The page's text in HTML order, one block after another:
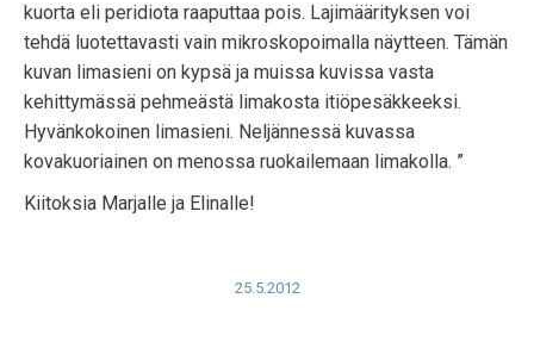
kuorta eli peridiota raaputtaa pois. Lajimäärityksen voi
tehdä luotettavasti vain mikroskopoimalla näytteen. Tämän
kuvan limasieni on kypsä ja muissa kuvissa vasta
kehittymässä pehmeästä limakosta itiöpesäkkeeksi.
Hyvänkokoinen limasieni. Neljännessä kuvassa
kovakuoriainen on menossa ruokailemaan limakolla. ”
Kiitoksia Marjalle ja Elinalle!
25.5.2012